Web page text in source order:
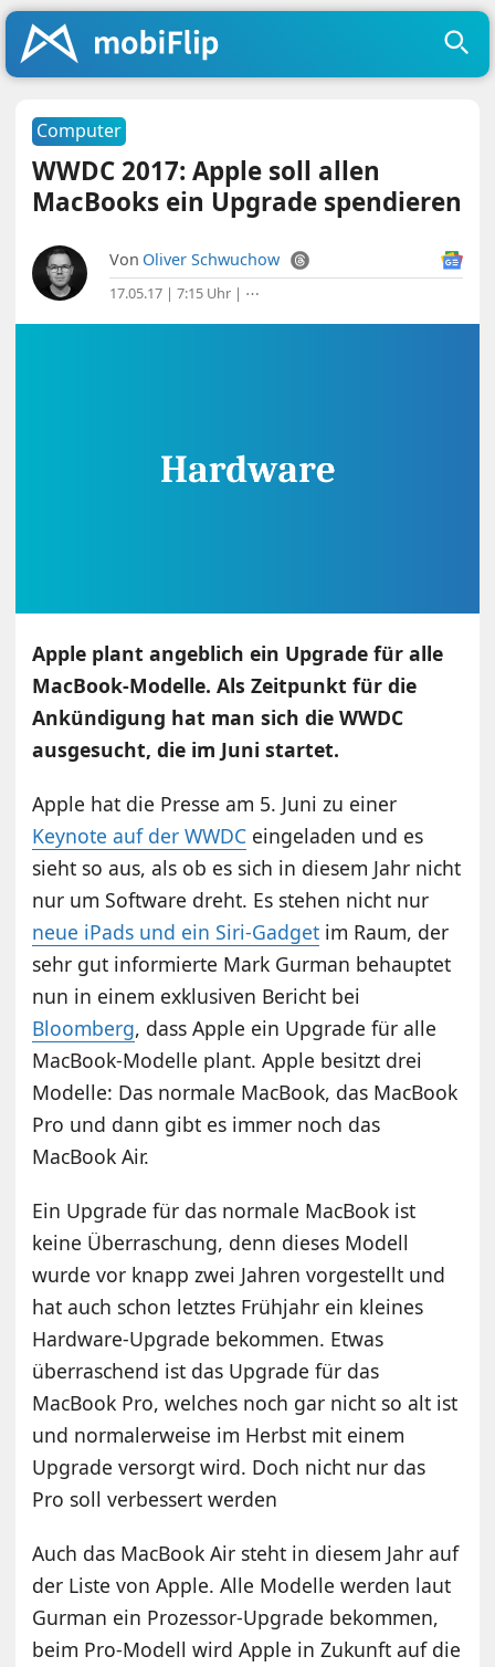
Computer
WWDC 2017: Apple soll allen
MacBooks ein Upgrade spendieren
Von Oliver Schwuchow
17.05.17 | 7:15 Uhr | ⋯
Apple plant angeblich ein Upgrade für alle
MacBook-Modelle. Als Zeitpunkt für die
Ankündigung hat man sich die WWDC
ausgesucht, die im Juni startet.
Apple hat die Presse am 5. Juni zu einer
Keynote auf der WWDC eingeladen und es
sieht so aus, als ob es sich in diesem Jahr nicht
nur um Software dreht. Es stehen nicht nur
neue iPads und ein Siri-Gadget im Raum, der
sehr gut informierte Mark Gurman behauptet
nun in einem exklusiven Bericht bei
Bloomberg, dass Apple ein Upgrade für alle
MacBook-Modelle plant. Apple besitzt drei
Modelle: Das normale MacBook, das MacBook
Pro und dann gibt es immer noch das
MacBook Air.
Ein Upgrade für das normale MacBook ist
keine Überraschung, denn dieses Modell
wurde vor knapp zwei Jahren vorgestellt und
hat auch schon letztes Frühjahr ein kleines
Hardware-Upgrade bekommen. Etwas
überraschend ist das Upgrade für das
MacBook Pro, welches noch gar nicht so alt ist
und normalerweise im Herbst mit einem
Upgrade versorgt wird. Doch nicht nur das
Pro soll verbessert werden
Auch das MacBook Air steht in diesem Jahr auf
der Liste von Apple. Alle Modelle werden laut
Gurman ein Prozessor-Upgrade bekommen,
beim Pro-Modell wird Apple in Zukunft auf die